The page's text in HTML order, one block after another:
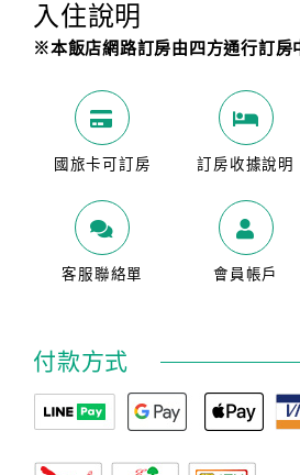
入住說明
※本飯店網路訂房由四方通行訂房
國旅卡可訂房 訂房收據說明
客服聯絡單 會員帳戶
付款方式